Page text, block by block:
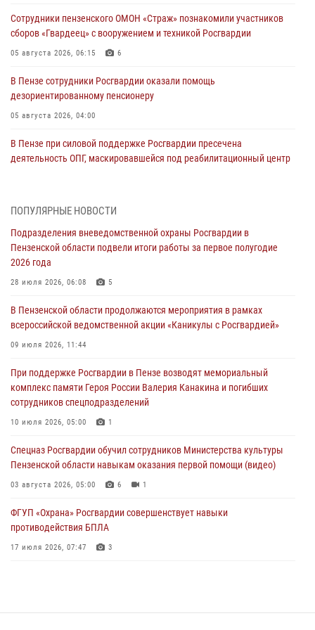
Сотрудники пензенского ОМОН «Страж» познакомили участников
сборов «Гвардеец» с вооружением и техникой Росгвардии
05 августа 2026, 06:15 6
В Пензе сотрудники Росгвардии оказали помощь
дезориентированному пенсионеру
05 августа 2026, 04:00
В Пензе при силовой поддержке Росгвардии пресечена
деятельность ОПГ, маскировавшейся под реабилитационный центр
работы за первое полугодие 2026 года
Росгвардия обеспечила безопасность праздничных мероприятий в
В Пензе сотрудники Росгвардии задержали мужчину, который
дома
03 августа 2026, 05:59
Росгвардейцы Пензенской области отмечают 35-летие дежурной
03 августа 2026, 05:15
ПОПУЛЯРНЫЕ НОВОСТИ
Подразделения вневедомственной охраны Росгвардии в
Пензенской области подвели итоги работы за первое полугодие
2026 года
28 июля 2026, 06:08 5
В Пензенской области продолжаются мероприятия в рамках
всероссийской ведомственной акции «Каникулы с Росгвардией»
09 июля 2026, 11:44
При поддержке Росгвардии в Пензе возводят мемориальный
комплекс памяти Героя России Валерия Канакина и погибших
сотрудников спецподразделений
10 июля 2026, 05:00 1
Спецназ Росгвардии обучил сотрудников Министерства культуры
Пензенской области навыкам оказания первой помощи (видео)
03 августа 2026, 05:00 6 1
ФГУП «Охрана» Росгвардии совершенствует навыки
противодействия БПЛА
17 июля 2026, 07:47 3